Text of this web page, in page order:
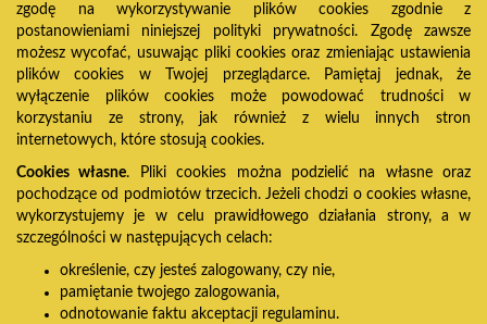
zgodę na wykorzystywanie plików cookies zgodnie z
postanowieniami niniejszej polityki prywatności. Zgodę zawsze
możesz wycofać, usuwając pliki cookies oraz zmieniając ustawienia
plików cookies w Twojej przeglądarce. Pamiętaj jednak, że
wyłączenie plików cookies może powodować trudności w
korzystaniu ze strony, jak również z wielu innych stron
internetowych, które stosują cookies.
Cookies własne. Pliki cookies można podzielić na własne oraz
pochodzące od podmiotów trzecich. Jeżeli chodzi o cookies własne,
wykorzystujemy je w celu prawidłowego działania strony, a w
szczególności w następujących celach:
określenie, czy jesteś zalogowany, czy nie,
pamiętanie twojego zalogowania,
odnotowanie faktu akceptacji regulaminu.